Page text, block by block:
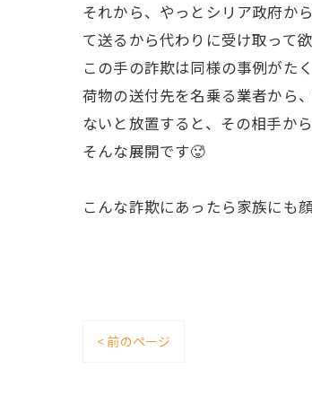
それから、やっとシリア政府か
て送るから代わりに受け取って
この手の詐欺は同様の事例がた
荷物の送付先を名乗る業者から
ないと放置すると、その相手か
そんな展開です🥵
こんな詐欺にあったら家族にも
< 前のページ